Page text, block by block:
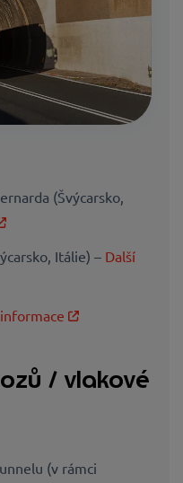
(Švýcarsko,
Itálie) – Další
/ vlakové
(v rámci